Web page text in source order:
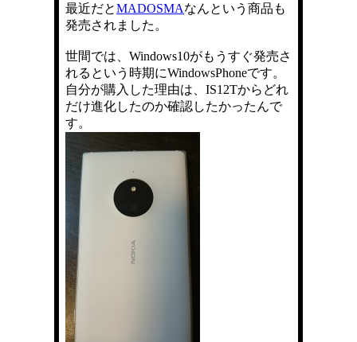
最近だとMADOSMAなんという商品も
発売されました。
世間では、Windows10がもうすぐ発売さ
れるという時期にWindowsPhoneです。
自分が購入した理由は、IS12Tからどれ
だけ進化したのか確認したかったんで
す。